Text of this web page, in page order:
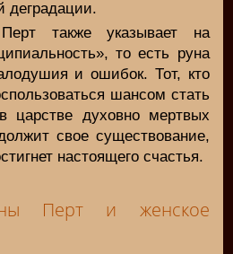
деградации.
также указывает на
то есть руна
и ошибок. Тот, кто
шансом стать
царстве духовно мертвых
свое существование,
настоящего счастья.
Перт и женское